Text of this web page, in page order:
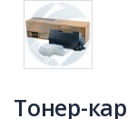
Тонер-